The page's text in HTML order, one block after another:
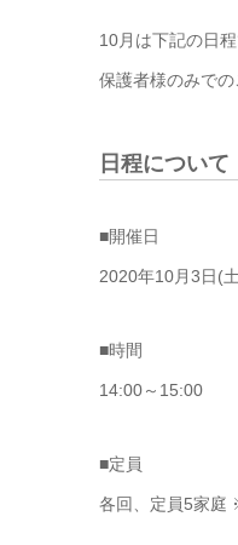
10月は下記の日
保護者様のみで
日程について
■開催日
2020年10月3日(
■時間
14:00～15:00
■定員
各回、定員5家庭